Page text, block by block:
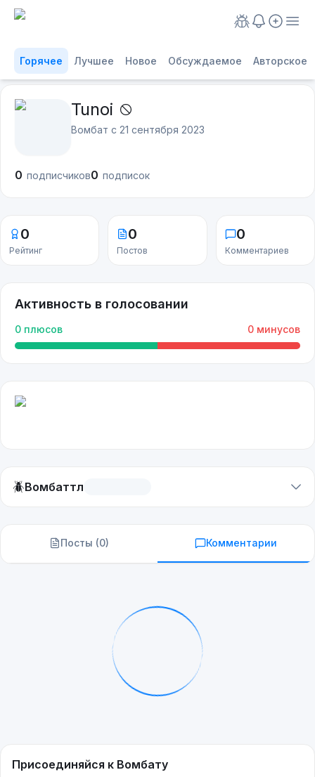
Горячее Лучшее Новое Обсуждаемое Авторское
Tunoi
Вомбат с 21 сентября 2023
0 подписчиков0 подписок
0
Рейтинг
0
Постов
0
Комментариев
Активность в голосовании
0 плюсов 0 минусов
🪲Вомбаттл
Посты (0) Комментарии
Присоединяйся к Вомбату